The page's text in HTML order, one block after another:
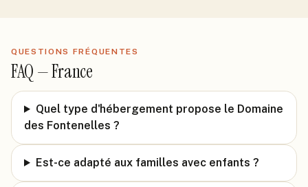
QUESTIONS FRÉQUENTES
FAQ —France
Quel type d'hébergement propose le Domaine
des Fontenelles ?
Est-ce adapté aux familles avec enfants ?